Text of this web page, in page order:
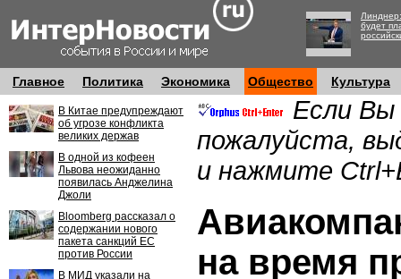
будет
Главное Политика Экономика Общество Культура
В Китае предупреждают
об угрозе конфликта
великих держав
В одной из кофеен
Львова неожиданно
появилась Анджелина
Джоли
Bloomberg рассказал о
содержании нового
пакета санкций ЕС
против России
В МИД указали на
Если Вы
пожалуйста,
и нажмите
на время